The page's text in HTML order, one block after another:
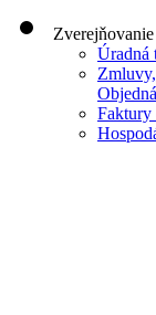
Zverejňovanie
Úradná
Faktury